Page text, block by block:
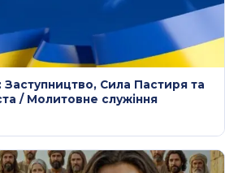
Заступництво, Сила Пастиря та
/ Молитовне служіння